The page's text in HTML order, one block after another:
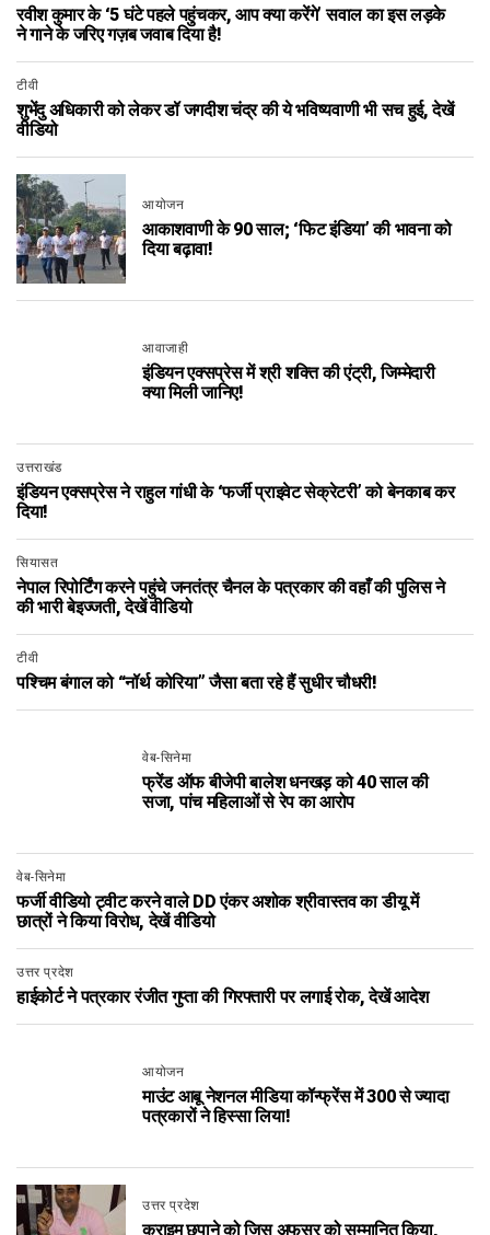
रवीश कुमार के ‘5 घंटे पहले पहुंचकर, आप क्या करेंगे’ सवाल का इस लड़के
ने गाने के जरिए गज़ब जवाब दिया है!
टीवी
शुभेंदु अधिकारी को लेकर डॉ जगदीश चंद्र की ये भविष्यवाणी भी सच हुई, देखें
वीडियो
आयोजन
आकाशवाणी के 90 साल; ‘फिट इंडिया’ की भावना को
दिया बढ़ावा!
आवाजाही
इंडियन एक्सप्रेस में श्री शक्ति की एंट्री, जिम्मेदारी
क्या मिली जानिए!
उत्तराखंड
इंडियन एक्सप्रेस ने राहुल गांधी के ‘फर्जी प्राइवेट सेक्रेटरी’ को बेनकाब कर
दिया!
सियासत
नेपाल रिपोर्टिंग करने पहुंचे जनतंत्र चैनल के पत्रकार की वहाँ की पुलिस ने
की भारी बेइज्जती, देखें वीडियो
टीवी
पश्चिम बंगाल को “नॉर्थ कोरिया” जैसा बता रहे हैं सुधीर चौधरी!
वेब-सिनेमा
फ्रेंड ऑफ बीजेपी बालेश धनखड़ को 40 साल की
सजा, पांच महिलाओं से रेप का आरोप
वेब-सिनेमा
फर्जी वीडियो ट्वीट करने वाले DD एंकर अशोक श्रीवास्तव का डीयू में
छात्रों ने किया विरोध, देखें वीडियो
उत्तर प्रदेश
हाईकोर्ट ने पत्रकार रंजीत गुप्ता की गिरफ्तारी पर लगाई रोक, देखें आदेश
आयोजन
माउंट आबू नेशनल मीडिया कॉन्फ्रेंस में 300 से ज्यादा
पत्रकारों ने हिस्सा लिया!
उत्तर प्रदेश